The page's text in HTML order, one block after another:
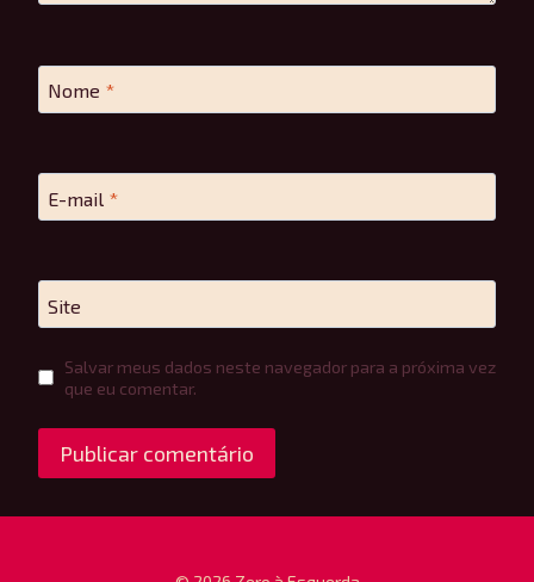
Nome *
E-mail *
Site
Salvar meus dados neste navegador para a próxima vez
que eu comentar.